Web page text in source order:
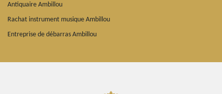
Antiquaire Ambillou
Rachat instrument musique Ambillou
Entreprise de débarras Ambillou